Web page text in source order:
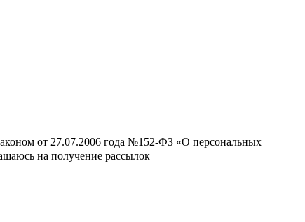
от 27.07.2006 года №152-ФЗ «О персональных
на получение рассылок